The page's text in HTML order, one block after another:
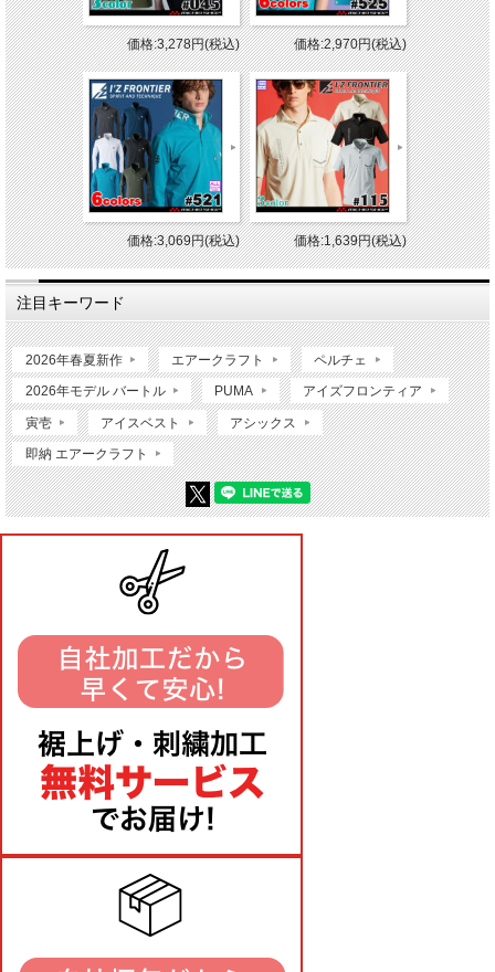
価格:3,278円(税込) 価格:2,970円(税込)
価格:3,069円(税込) 価格:1,639円(税込)
注目キーワード
2026年春夏新作 エアークラフト ペルチェ
2026年モデル バートル PUMA アイズフロンティア
寅壱 アイスベスト アシックス
即納 エアークラフト